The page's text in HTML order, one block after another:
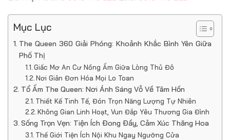
Mục Lục
The Queen 360 Giải Phóng: Khoảnh Khắc Bình Yên Giữa
Phố Thị
Giấc Mơ An Cư Nồng Ấm Giữa Lòng Thủ Đô
Nơi Giản Đơn Hóa Mọi Lo Toan
Tổ Ấm The Queen: Nơi Ánh Sáng Vỗ Về Tâm Hồn
Thiết Kế Tinh Tế, Đón Trọn Năng Lượng Tự Nhiên
Không Gian Linh Hoạt, Vun Đắp Yêu Thương Gia Đình
Sống Trọn Vẹn: Tiện Ích Đong Đầy, Cảm Xúc Thăng Hoa
Thế Giới Tiện Ích Nội Khu Ngay Ngưỡng Cửa